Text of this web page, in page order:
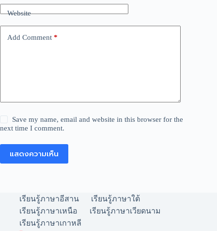
Website
Add Comment *
Save my name, email and website in this browser for the
next time I comment.
แสดงความเห็น
เรียนรู้ภาษาอีสาน
เรียนรู้ภาษาใต้
เรียนรู้ภาษาเหนือ
เรียนรู้ภาษาเวียดนาม
เรียนรู้ภาษาเกาหลี